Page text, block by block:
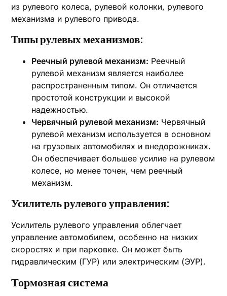
из рулевого колеса, рулевой колонки, рулевого
механизма и рулевого привода.
Типы рулевых механизмов:
Реечный рулевой механизм: Реечный
рулевой механизм является наиболее
распространенным типом. Он отличается
простотой конструкции и высокой
надежностью.
Червячный рулевой механизм: Червячный
рулевой механизм используется в основном
на грузовых автомобилях и внедорожниках.
Он обеспечивает большее усилие на рулевом
колесе, но менее точен, чем реечный
механизм.
Усилитель рулевого управления:
Усилитель рулевого управления облегчает
управление автомобилем, особенно на низких
скоростях и при парковке. Он может быть
гидравлическим (ГУР) или электрическим (ЭУР).
Тормозная система